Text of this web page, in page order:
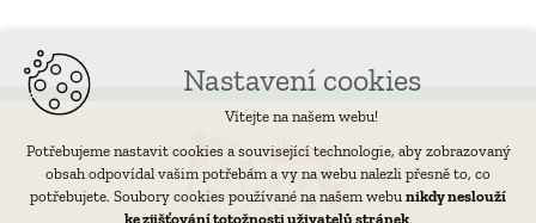
Nastavení cookies
Vítejte na našem webu!
Potřebujeme nastavit cookies a související technologie, aby zobrazovaný
obsah odpovídal vašim potřebám a vy na webu nalezli přesně to, co
potřebujete. Soubory cookies používané na našem webu nikdy neslouží
ke zjišťování totožnosti uživatelů stránek.